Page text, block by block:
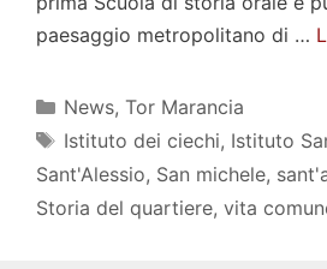
paesaggio metropolitano di …
Categorie
News, Tor Marancia
Tag
Istituto dei ciechi, Istituto
Sant'Alessio, San michele,
Storia del quartiere, vita